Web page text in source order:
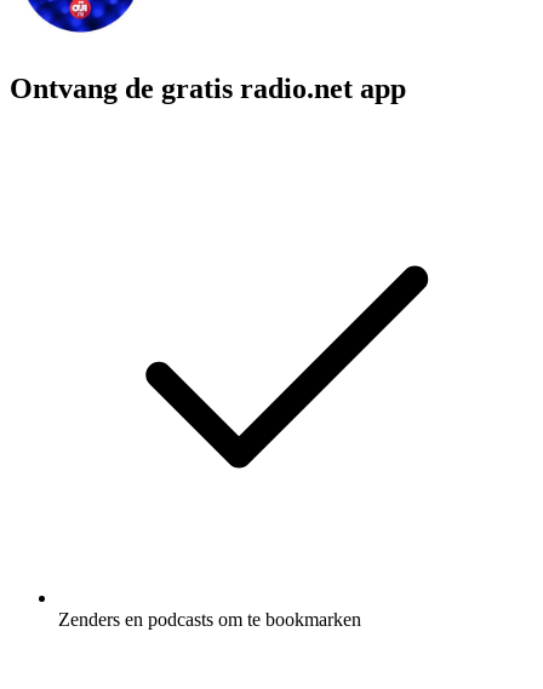
Ontvang de gratis radio.net app
Zenders en podcasts om te bookmarken